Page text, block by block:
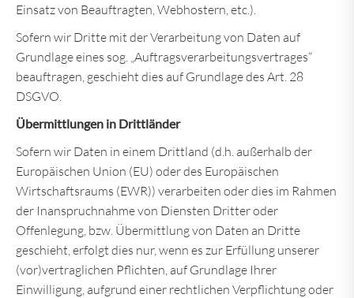
Einsatz von Beauftragten, Webhostern, etc.).
Sofern wir Dritte mit der Verarbeitung von Daten auf
Grundlage eines sog. „Auftragsverarbeitungsvertrages“
beauftragen, geschieht dies auf Grundlage des Art. 28
DSGVO.
Übermittlungen in Drittländer
Sofern wir Daten in einem Drittland (d.h. außerhalb der
Europäischen Union (EU) oder des Europäischen
Wirtschaftsraums (EWR)) verarbeiten oder dies im Rahmen
der Inanspruchnahme von Diensten Dritter oder
Offenlegung, bzw. Übermittlung von Daten an Dritte
geschieht, erfolgt dies nur, wenn es zur Erfüllung unserer
(vor)vertraglichen Pflichten, auf Grundlage Ihrer
Einwilligung, aufgrund einer rechtlichen Verpflichtung oder